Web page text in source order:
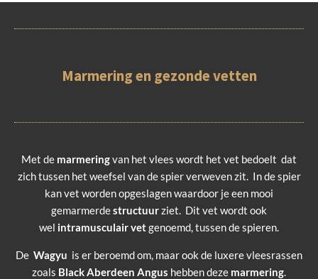
Marmering en gezonde vetten
Met de marmeringvan het vlees wordt het vet bedoelt dat
zich tussen het weefsel van de spier verweven zit. In de spier
kan vet worden opgeslagen waardoor je een mooi
gemarmerdestructuurziet. Dit vet wordt ook
wel intramusculair vetgenoemd, tussen de spieren.
De Wagyu is er beroemd om, maar ook de luxere vleesrassen
zoals Black Aberdeen Angus hebben deze marmering.